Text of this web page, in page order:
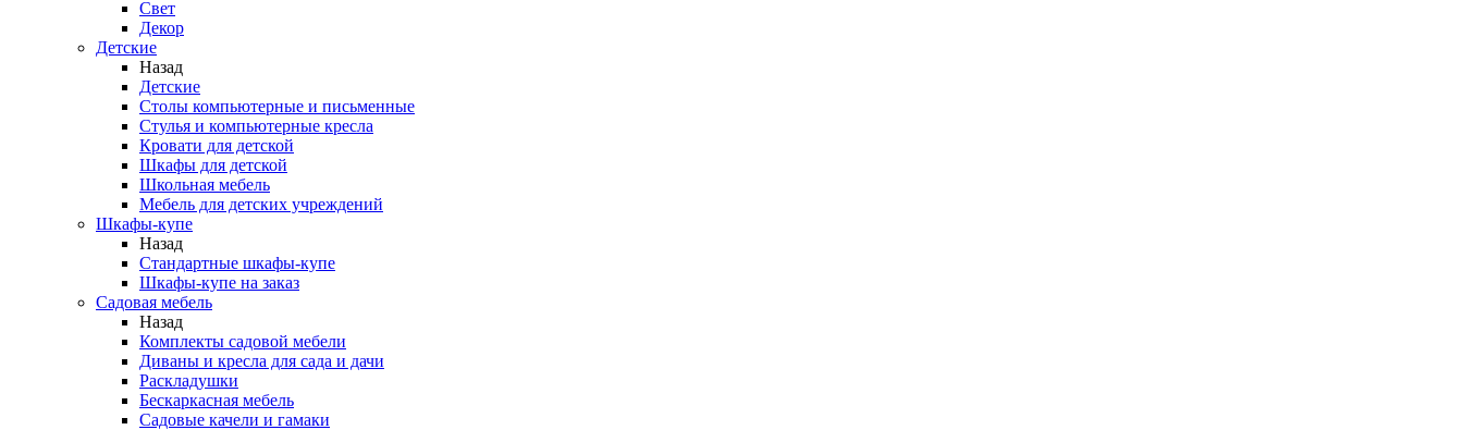
Свет
Декор
Детские
Назад
Детские
Столы компьютерные и письменные
Стулья и компьютерные кресла
Кровати для детской
Шкафы для детской
Школьная мебель
Мебель для детских учреждений
Шкафы-купе
Назад
Стандартные шкафы-купе
Шкафы-купе на заказ
Садовая мебель
Назад
Комплекты садовой мебели
Диваны и кресла для сада и дачи
Раскладушки
Бескаркасная мебель
Садовые качели и гамаки